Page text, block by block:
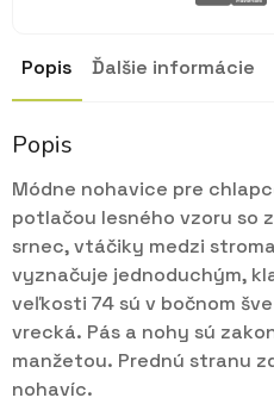
Popis Ďalšie informácie
Popis
Módne nohavice pre
potlačou lesného vzoru so
srnec, vtáčiky medzi
vyznačuje jednoduchým,
veľkosti 74 sú v bočnom
vrecká. Pás a nohy sú
manžetou. Prednú stranu
nohavíc.